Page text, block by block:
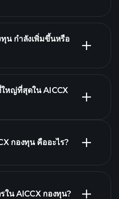
น กำลังเพิ่มขึ้นหรือ
หญ่ที่สุดใน AICCX
holdings
กองทุน คืออะไร?
ใน AICCX กองทุน?